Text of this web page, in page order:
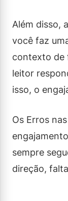
Além disso,
você faz
contexto de
leitor
isso, o
Os Erros
sempre
direção,